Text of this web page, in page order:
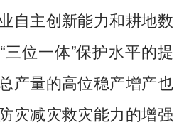
自主创新能力和耕地数
位一体”保护水平的提
产量的高位稳产增产也
灾减灾救灾能力的增强